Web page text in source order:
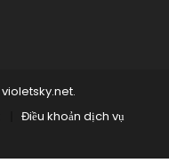
violetsky.net.
Điều khoản dịch vụ